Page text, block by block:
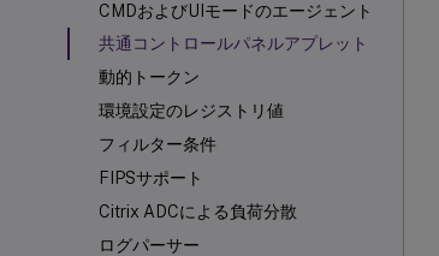
CMDおよびUIモードのエージェント
共通コントロールパネルアプレット
動的トークン
環境設定のレジストリ値
フィルター条件
FIPSサポート
Citrix ADCによる負荷分散
ログパーサー